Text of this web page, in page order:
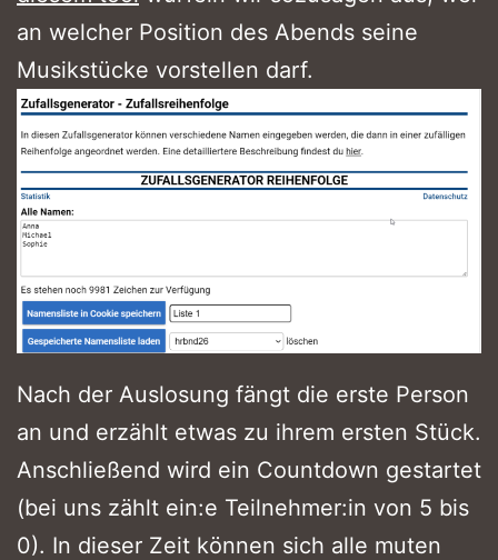
an welcher Position des Abends seine
Musikstücke vorstellen darf.
Nach der Auslosung fängt die erste Person
an und erzählt etwas zu ihrem ersten Stück.
Anschließend wird ein Countdown gestartet
(bei uns zählt ein:e Teilnehmer:in von 5 bis
0). In dieser Zeit können sich alle muten